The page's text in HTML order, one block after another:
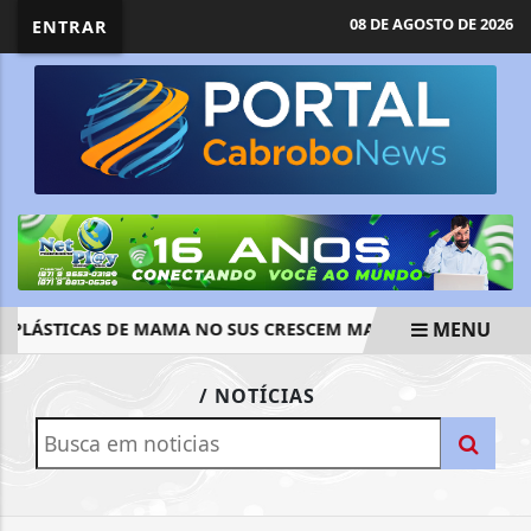
ENTRAR 08 DE AGOSTO DE 2026
DE MAMA NO SUS CRESCEM MAIS DE 50% EM DEZ
MENU
/ NOTÍCIAS